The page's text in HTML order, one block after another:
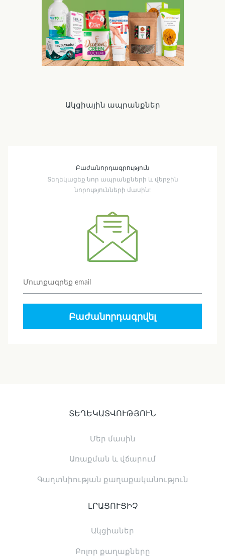
Ակցիային ապրանքներ
Բաժանորդագրություն
Տեղեկացեք նոր ապրանքների և վերջին
նորությունների մասին!
Բաժանորդագրվել
ՏԵՂԵԿԱՏՎՈՒԹՅՈՒՆ
Մեր մասին
Առաքման և վճարում
Գաղտնիության քաղաքականություն
ԼՐԱՑՈՒՑԻՉ
Ակցիաներ
Բոլոր քաղաքները